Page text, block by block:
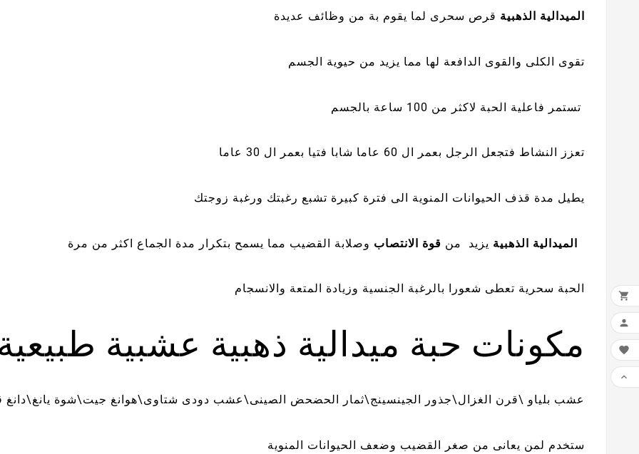
الميدالية الذهبية قرص سحرى لما يقوم بة من وظائف عديدة
تقوى الكلى والقوى الدافعة لها مما يزيد من حيوية الجسم
تستمر فاعلية الحبة لاكثر من 100 ساعة بالجسم
تعزز النشاط فتجعل الرجل بعمر ال 60 عاما شابا فتيا بعمر ال 30 عاما
يطيل مدة قذف الحيوانات المنوية الى فترة كبيرة تشبع رغبتك ورغبة زوجتك
الميدالية الذهبية يزيد من قوة الانتصاب وصلابة القضيب مما يسمح بتكرار مدة الجماع اكثر من مرة
الحبة سحرية تعطى شعورا بالرغبة الجنسية وزيادة المتعة والانسجام
مكونات حبة ميدالية ذهبية عشبية
عشب بلياو \قرن الغزال\جذور الجينسينج\ثمار الحضحض الصينى\عشب دودى شتاوى\هوانغ جيت\شوة يانغ\دانغ
ستخدم لمن يعانى من صغر القضيب وضعف الحيوانات المنوية



